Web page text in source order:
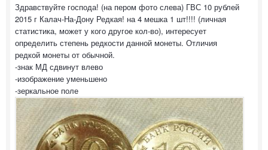
Здравствуйте господа! (на пером фото слева) ГВС 10 рублей
2015 г Калач-На-Дону Редкая! на 4 мешка 1 шт!!!! (личная
статистика, может у кого другое кол-во), интересует
определить степень редкости данной монеты. Отличия
редкой монеты от обычной.
-знак МД сдвинут влево
-изображение уменьшено
-зеркальное поле